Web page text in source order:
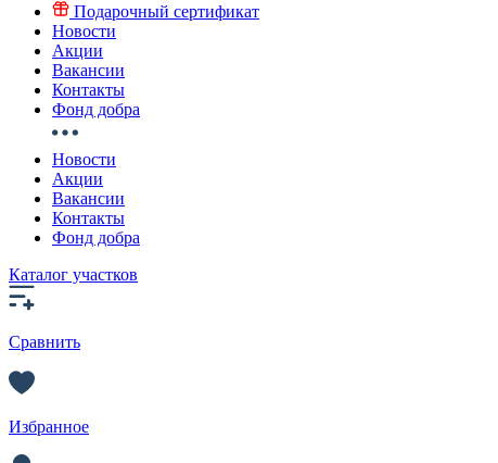
Подарочный сертификат
Новости
Акции
Вакансии
Контакты
Фонд добра
Новости
Акции
Вакансии
Контакты
Фонд добра
Каталог участков
Сравнить
Избранное